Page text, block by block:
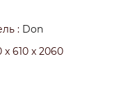
: Don
x 610 x 2060